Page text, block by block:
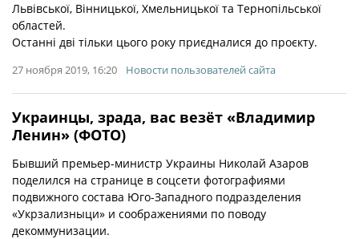
Львівської, Вінницької, Хмельницької та Тернопільської
областей.
Останні дві тільки цього року приєдналися до проєкту.
27 ноября 2019, 16:20 Новости пользователей сайта
Украинцы, зрада, вас везёт «Владимир
Ленин» (ФОТО)
Бывший премьер-министр Украины Николай Азаров
поделился на странице в соцсети фотографиями
подвижного состава Юго-Западного подразделения
«Укрзализныци» и соображениями по поводу
декоммунизации.